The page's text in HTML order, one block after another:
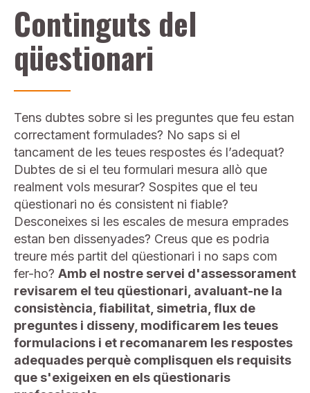
Continguts del
qüestionari
Tens dubtes sobre si les preguntes que feu estan
correctament formulades? No saps si el
tancament de les teues respostes és l’adequat?
Dubtes de si el teu formulari mesura allò que
realment vols mesurar? Sospites que el teu
qüestionari no és consistent ni fiable?
Desconeixes si les escales de mesura emprades
estan ben dissenyades? Creus que es podria
treure més partit del qüestionari i no saps com
fer-ho? Amb el nostre servei d'assessorament
revisarem el teu qüestionari, avaluant-ne la
consistència, fiabilitat, simetria, flux de
preguntes i disseny, modificarem les teues
formulacions i et recomanarem les respostes
adequades perquè complisquen els requisits
que s'exigeixen en els qüestionaris